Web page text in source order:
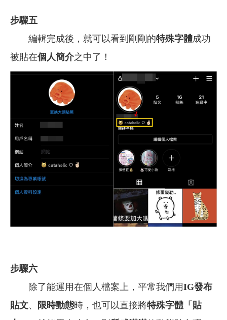
步驟五
編輯完成後，就可以看到剛剛的特殊字體成功
被貼在個人簡介之中了！
步驟六
除了能運用在個人檔案上，平常我們用IG發布
貼文、 限時動態時，也可以直接將特殊字體「貼